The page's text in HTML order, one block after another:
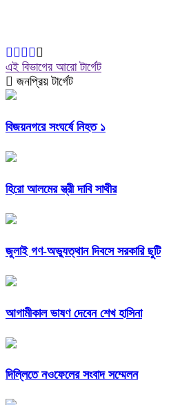
এই বিভাগের আরো টার্গেট
জনপ্রিয় টার্গেট
বিজয়নগরে সংঘর্ষে নিহত ১
হিরো আলমের স্ত্রী দাবি সাথীর
জুলাই গণ-অভ্যুত্থান দিবসে সরকারি ছুটি
আগামীকাল ভাষণ দেবেন শেখ হাসিনা
দিল্লিতে নওফেলের সংবাদ সম্মেলন